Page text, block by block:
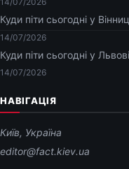
Куди піти сьогодні у
14/07/2026
Куди піти сьогодні у
14/07/2026
НАВІГАЦІЯ
Київ, Україна
editor@fact.kiev.ua